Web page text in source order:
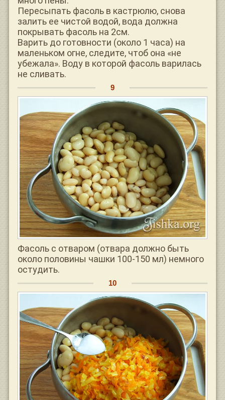
Пересыпать фасоль в кастрюлю, снова
залить ее чистой водой, вода должна
покрывать фасоль на 2см.
Варить до готовности (около 1 часа) на
маленьком огне, следите, чтоб она «не
убежала». Воду в которой фасоль варилась
не сливать.
Фасоль с отваром (отвара должно быть
около половины чашки 100-150 мл) немного
остудить.